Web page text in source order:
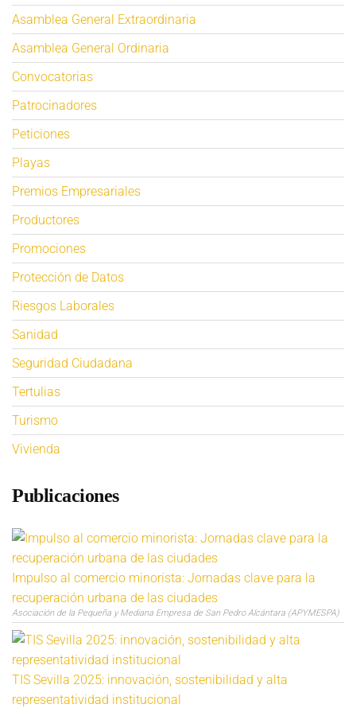
Asamblea General Extraordinaria
Asamblea General Ordinaria
Convocatorias
Patrocinadores
Peticiones
Playas
Premios Empresariales
Productores
Promociones
Protección de Datos
Riesgos Laborales
Sanidad
Seguridad Ciudadana
Tertulias
Turismo
Vivienda
Publicaciones
Impulso al comercio minorista: Jornadas clave para la
recuperación urbana de las ciudades
Asociación de la Pequeña y Mediana Empresa de San Pedro Alcántara (APYMESPA)
TIS Sevilla 2025: innovación, sostenibilidad y alta
representatividad institucional